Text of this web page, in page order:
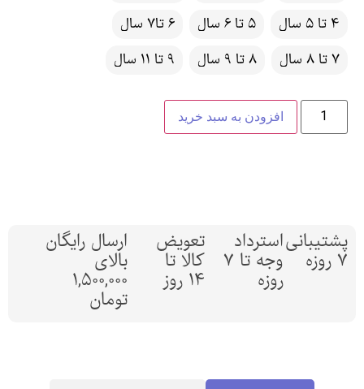
4 تا 5 سال
5 تا 6 سال
6 تا7 سال
7 تا 8 سال
8 تا 9 سال 9 تا 11 سال
افزودن به سبد خرید
پشتیبانی
7 روزه
استرداد
وجه تا 7
روزه
تعویض
کالا تا
14 روز
ارسال رایگان
بالای
1,500,000
تومان